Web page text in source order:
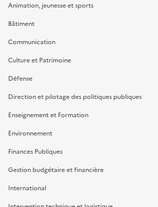
Animation, jeunesse et sports
Bâtiment
Communication
Culture et Patrimoine
Défense
Direction et pilotage des politiques publiques
Enseignement et Formation
Environnement
Finances Publiques
Gestion budgétaire et financière
International